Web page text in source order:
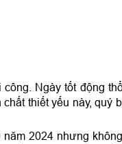
Ngày tốt động
thiết yếu này, quý
2024 nhưng